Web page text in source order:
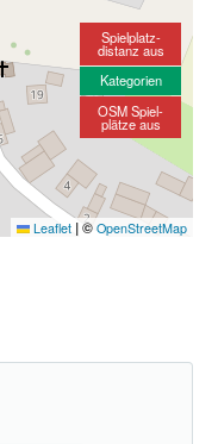
Leaflet |© OpenStreetMap
Spielplatz-
distanz aus
Kategorien
OSM Spiel-
plätze aus